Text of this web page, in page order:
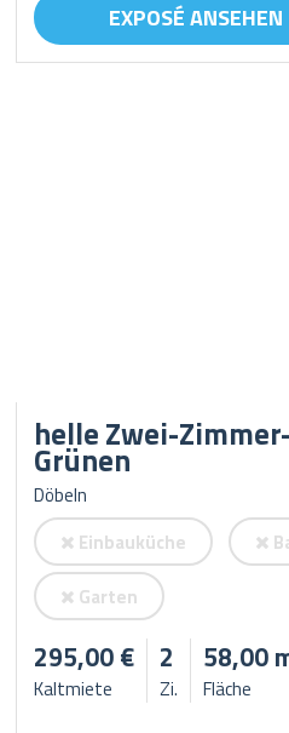
EXPOSÉ ANSEHEN
helle Zwei-
Grünen
Döbeln
Einbauküche
Garten
295,00 €
Kaltmiete
2
Zi.
58,00
Fläche